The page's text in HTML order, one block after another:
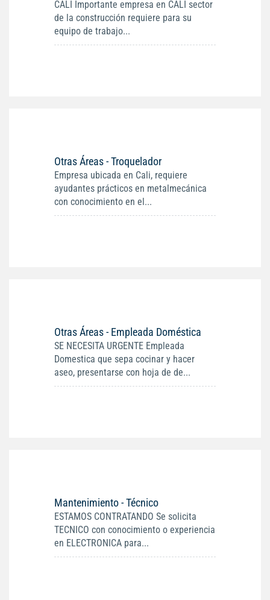
CALI Importante empresa en CALI sector
de la construcción requiere para su
equipo de trabajo...
Otras Áreas - Troquelador
Empresa ubicada en Cali, requiere
ayudantes prácticos en metalmecánica
con conocimiento en el...
Otras Áreas - Empleada Doméstica
SE NECESITA URGENTE Empleada
Domestica que sepa cocinar y hacer
aseo, presentarse con hoja de de...
Mantenimiento - Técnico
ESTAMOS CONTRATANDO Se solicita
TECNICO con conocimiento o experiencia
en ELECTRONICA para...